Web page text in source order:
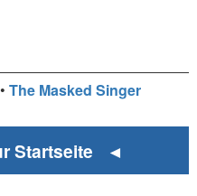
•The Masked Singer
Startseite ◄